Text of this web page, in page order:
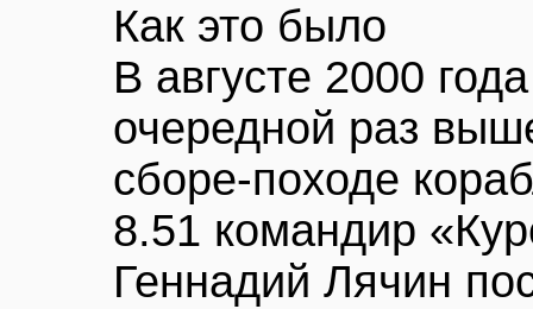
Как это было
В августе 2000
очередной раз
сборе-походе
8.51 командир
Геннадий Лячин